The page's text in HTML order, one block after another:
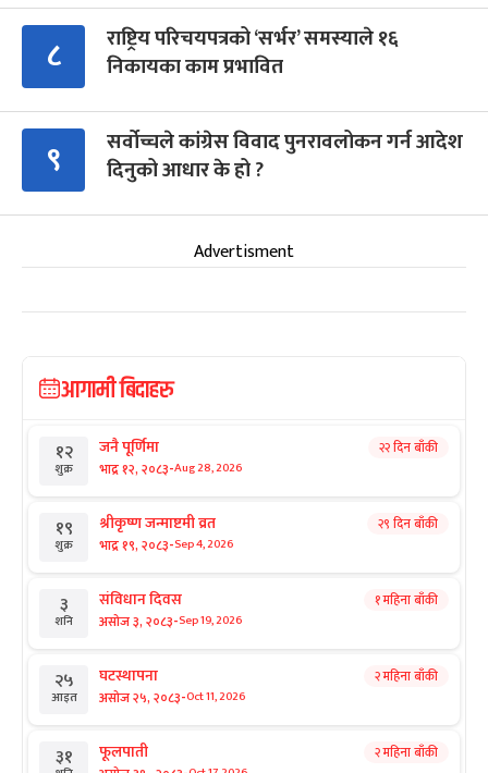
८
राष्ट्रिय परिचयपत्रको ‘सर्भर’ समस्याले १६
निकायका काम प्रभावित
९
सर्वोच्चले कांग्रेस विवाद पुनरावलोकन गर्न आदेश
दिनुको आधार के हो ?
Advertisment
आगामी बिदाहरु
१२
शुक्र
जनै पूर्णिमा
भाद्र १२, २०८३-Aug 28, 2026
२२ दिन बाँकी
१९
शुक्र
श्रीकृष्ण जन्माष्टमी व्रत
भाद्र १९, २०८३-Sep 4, 2026
२९ दिन बाँकी
३
शनि
संविधान दिवस
असोज ३, २०८३-Sep 19, 2026
१ महिना बाँकी
२५
आइत
घटस्थापना
असोज २५, २०८३-Oct 11, 2026
२ महिना बाँकी
३१ फूलपाती २ महिना बाँकी